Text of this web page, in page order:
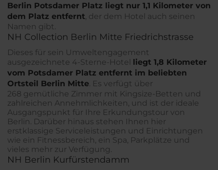
Berlin Potsdamer Platz liegt nur 1,1 Kilometer von
dem Platz entfernt , der dem Hotel auch seinen
Namen gibt.
NH Collection Berlin Mitte Friedrichstrasse
Dieses für sein Umweltengagement
ausgezeichnete 4-Sterne-Hotel liegt 1,8 Kilometer
vom Potsdamer Platz entfernt im beliebten
Ortsteil Berlin Mitte . Es verfügt über
268 gemütliche Zimmer mit Kingsize-Betten und
zahlreichen Annehmlichkeiten, und ist der ideale
Ausgangspunkt für Ihre Erkundungstour von
Berlin. Darüber hinaus stehen Ihnen hier
erstklassige Serviceleistungen und Einrichtungen
wie ein Fitnessbereich, ein Spa, Parkplätze und
vieles mehr zur Verfügung.
NH Berlin Kurfürstendamm